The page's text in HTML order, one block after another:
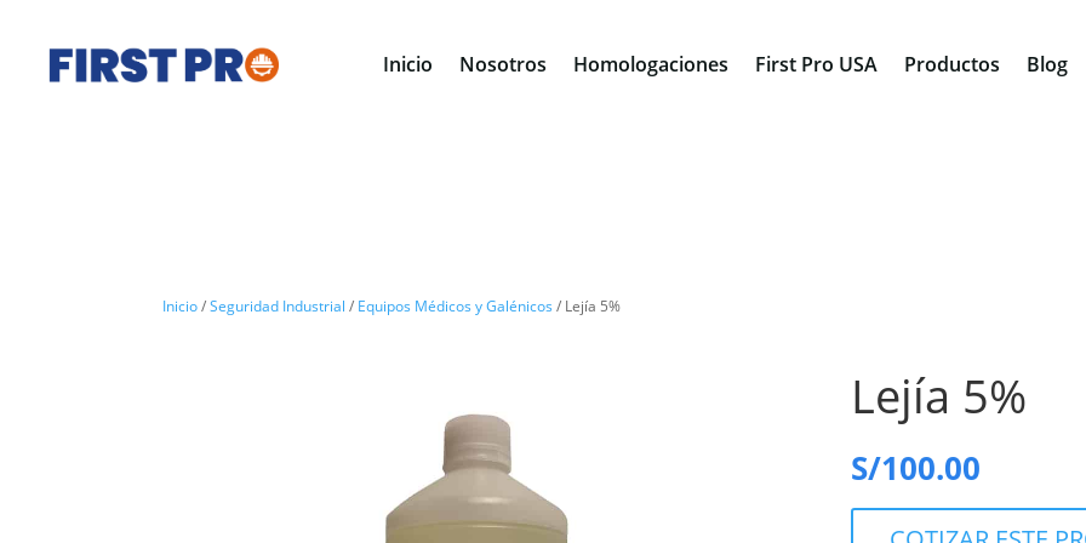
Inicio Nosotros Homologaciones First Pro USA Productos Blog
Inicio/Seguridad Industrial / Equipos Médicos y Galénicos / Lejía 5%
Lejía 5%
S/100.00